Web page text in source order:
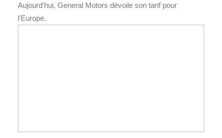
Aujourd'hui, General Motors dévoile son tarif pour
l'Europe.